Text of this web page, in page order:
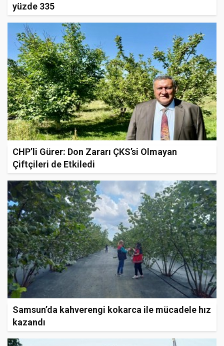
yüzde 335
CHP’li Gürer: Don Zararı ÇKS’si Olmayan
Çiftçileri de Etkiledi
Samsun’da kahverengi kokarca ile mücadele hız
kazandı